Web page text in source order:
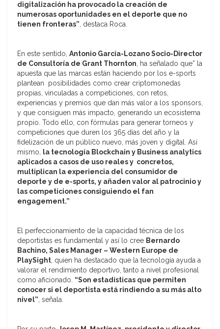
digitalización ha provocado la creación de
numerosas oportunidades en el deporte que no
tienen fronteras”, destaca Roca.
En este sentido, Antonio García-Lozano Socio-Director
de Consultoría de Grant Thornton, ha señalado que” la
apuesta que las marcas están haciendo por los e-sports
plantean posibilidades como crear criptomonedas
propias, vinculadas a competiciones, con retos,
experiencias y premios que dan más valor a los sponsors,
y que consiguen más impacto, generando un ecosistema
propio. Todo ello, con fórmulas para generar torneos y
competiciones que duren los 365 días del año y la
fidelización de un público nuevo, más joven y digital. Así
mismo, la tecnología Blockchain y Business analytics
aplicados a casos de uso reales y concretos,
multiplican la experiencia del consumidor de
deporte y de e-sports, y añaden valor al patrocinio y
las competiciones consiguiendo el fan
engagement.”
El perfeccionamiento de la capacidad técnica de los
deportistas es fundamental y así lo cree Bernardo
Bachino, Sales Manager – Western Europe de
PlaySight, quien ha destacado que la tecnología ayuda a
valorar el rendimiento deportivo, tanto a nivel profesional
como aficionado. “Son estadísticas que permiten
conocer si el deportista está rindiendo a su más alto
nivel”, señala.